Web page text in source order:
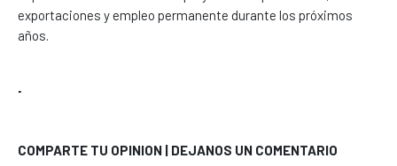
exportaciones y empleo permanente durante los próximos
años.
.
COMPARTE TU OPINION | DEJANOS UN COMENTARIO